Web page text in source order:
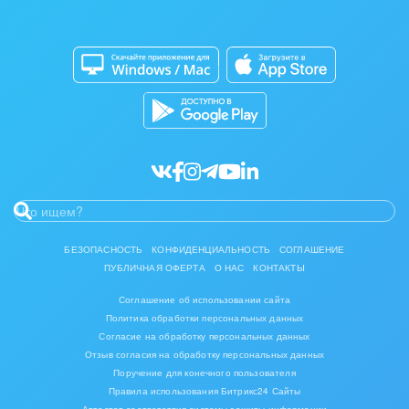
Инвестиционный бизнес
Интерьер, дизайн, декор
Консалтинговые и управленческие услуги
Мебель, лес, деревообработка
Медицина и фармацевтика
Металлургия
Кибербезопасность
Битрикс24 Маркет
Разработчикам приложений
БЕЗОПАСНОСТЬ КОНФИДЕНЦИАЛЬНОСТЬ
СОГЛАШЕНИЕ
ПУБЛИЧНАЯ ОФЕРТА
О НАС КОНТАКТЫ
Соглашение об использовании сайта
Политика обработки персональных данных
Согласие на обработку персональных данных
Отзыв согласия на обработку персональных данных
Поручение для конечного пользователя
Правила использования Битрикс24 Сайты